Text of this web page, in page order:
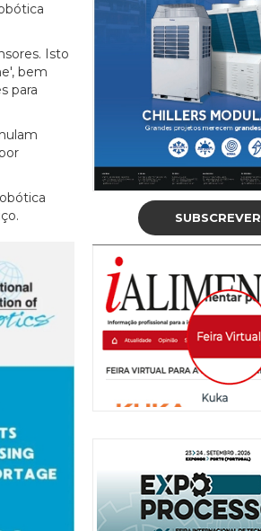
Isto
bem
para
SUBSCREVER